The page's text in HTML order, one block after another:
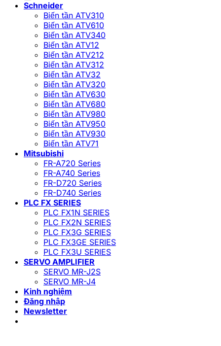
Schneider
Biến tần ATV310
Biến tần ATV610
Biến tần ATV340
Biến tần ATV12
Biến tần ATV212
Biến tần ATV312
Biến tần ATV32
Biến tần ATV320
Biến tần ATV630
Biến tần ATV680
Biến tần ATV980
Biến tần ATV950
Biến tần ATV930
Biến tần ATV71
Mitsubishi
FR-A720 Series
FR-A740 Series
FR-D720 Series
FR-D740 Series
PLC FX SERIES
PLC FX1N SERIES
PLC FX2N SERIES
PLC FX3G SERIES
PLC FX3GE SERIES
PLC FX3U SERIES
SERVO AMPLIFIER
SERVO MR-J2S
SERVO MR-J4
Kinh nghiệm
Đăng nhập
Newsletter